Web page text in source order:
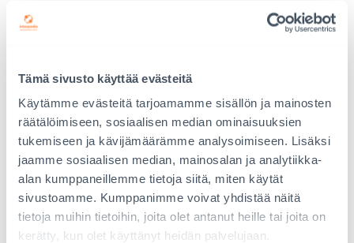
Tämä sivusto käyttää evästeitä
Käytämme evästeitä tarjoamamme sisällön ja mainosten
räätälöimiseen, sosiaalisen median ominaisuuksien
tukemiseen ja kävijämäärämme analysoimiseen. Lisäksi
jaamme sosiaalisen median, mainosalan ja analytiikka-
alan kumppaneillemme tietoja siitä, miten käytät
sivustoamme. Kumppanimme voivat yhdistää näitä
tietoja muihin tietoihin, joita olet antanut heille tai joita on
kerätty, kun olet käyttänyt heidän palvelujaan.
muodossa. Seurannan ja tuen lisäksi
sosiaalityöntekijä kirjoittaa seurantaraportteja lapsen
myös omia raportteja.
Lue lisää
Adoption jälkipalvelu
Interpedia tarjoaa tukeaan adoptoidulle ja
adoptioperheille taustan selvittämiseen, juurimatkan
järjestelyyn ja verkostoitumiseen. Lue lisää
Tilaaadoptiotietopaketti , joka sisältää perustietoa